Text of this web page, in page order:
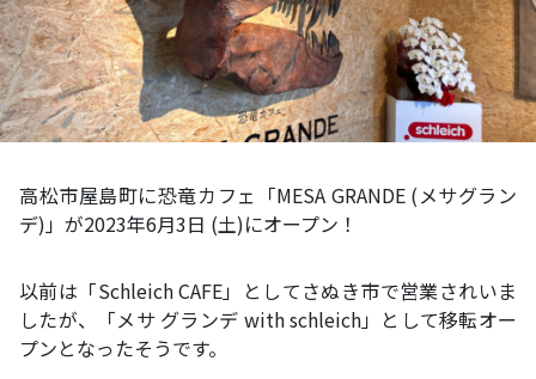
高松市屋島町に恐竜カフェ「MESA GRANDE (メサグラン
デ)」が2023年6月3日 (土)にオープン！
以前は「Schleich CAFE」としてさぬき市で営業されいま
したが、「メサ グランデ with schleich」として移転オー
プンとなったそうです。